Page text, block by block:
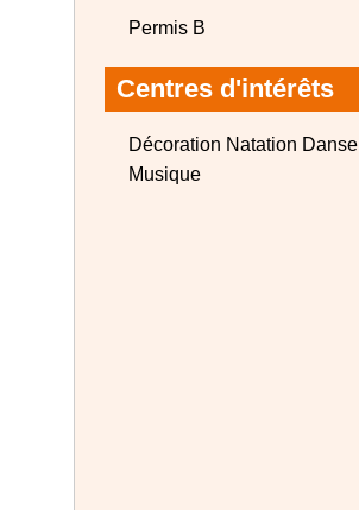
Permis B
Centres d'intérêts
Décoration Natation Danse
Musique